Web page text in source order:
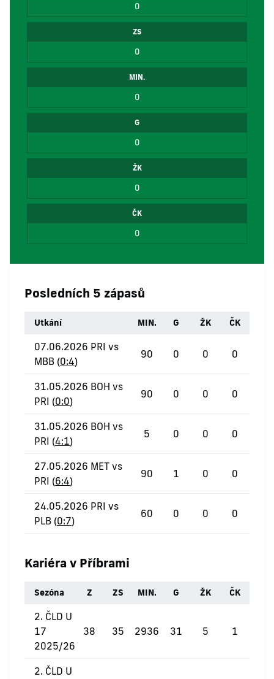
0
ZS
0
MIN.
0
G
0
ŽK
0
ČK
0
Posledních 5 zápasů
Utkání MIN. G ŽK ČK
07.06.2026 PRI vs
MBB (0:4)
90 0 0 0
31.05.2026 BOH vs
PRI (0:0)
90 0 0 0
31.05.2026 BOH vs
PRI (4:1)
5 0 0 0
27.05.2026 MET vs
PRI (6:4)
90 1 0 0
24.05.2026 PRI vs
PLB (0:7)
60 0 0 0
Kariéra v Příbrami
Sezóna Z ZS MIN. G ŽK ČK
2. ČLD U
17
2025/26
38 35 2936 31 5 1
2. ČLD U